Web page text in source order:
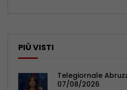
PIÙ VISTI
Telegiornale
07/08/2026